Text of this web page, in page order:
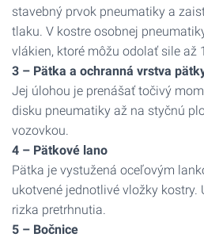
stavebný prvok pneumatiky a
tlaku. V kostre osobnej
vlákien, ktoré môžu odolať sile až
3 – Pätka a ochranná vrstva
Jej úlohou je prenášať točivý
disku pneumatiky až na styčnú
vozovkou.
4 – Pätkové lano
Pätka je vystužená oceľovým
ukotvené jednotlivé vložky kostry.
rizka pretrhnutia.
5 – Bočnice